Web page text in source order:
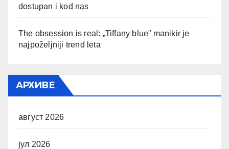
dostupan i kod nas
The obsession is real: „Tiffany blue” manikir je
najpoželjniji trend leta
АРХИВЕ
август 2026
јул 2026